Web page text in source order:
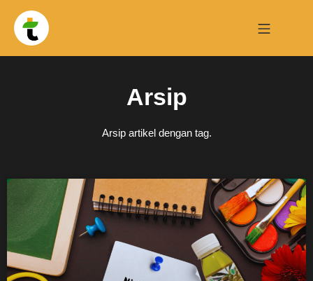
Arsip
Arsip artikel dengan tag.